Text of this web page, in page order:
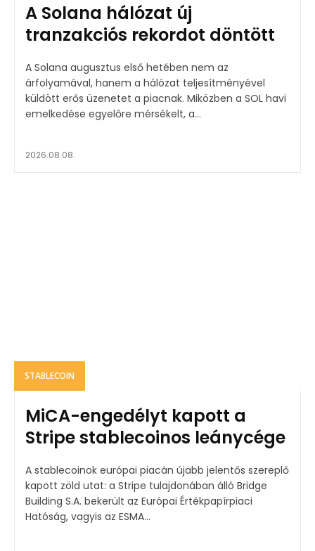
A Solana hálózat új
tranzakciós rekordot döntött
A Solana augusztus első hetében nem az
árfolyamával, hanem a hálózat teljesítményével
küldött erős üzenetet a piacnak. Miközben a SOL havi
emelkedése egyelőre mérsékelt, a...
2026.08.08.
STABLECOIN
MiCA-engedélyt kapott a
Stripe stablecoinos leánycége
A stablecoinok európai piacán újabb jelentős szereplő
kapott zöld utat: a Stripe tulajdonában álló Bridge
Building S.A. bekerült az Európai Értékpapírpiaci
Hatóság, vagyis az ESMA...